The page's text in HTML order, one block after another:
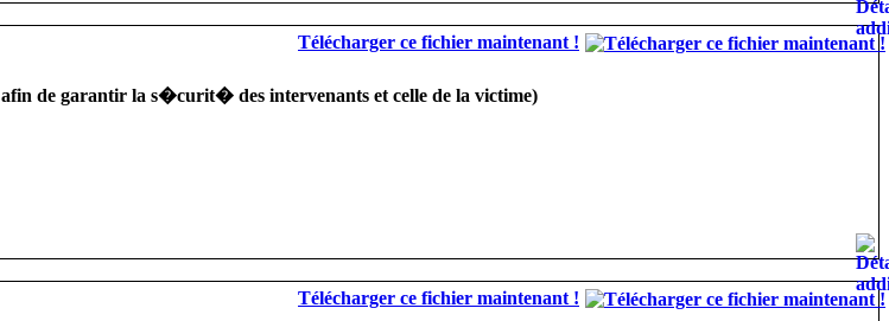
Télécharger ce fichier maintenant !
de garantir la s�curit� des intervenants et celle de la victime)
Télécharger ce fichier maintenant !